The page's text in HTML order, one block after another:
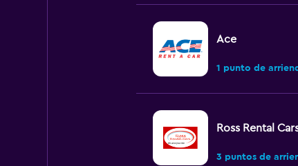
Ace
1 punto de
Ross Rental
3 puntos de